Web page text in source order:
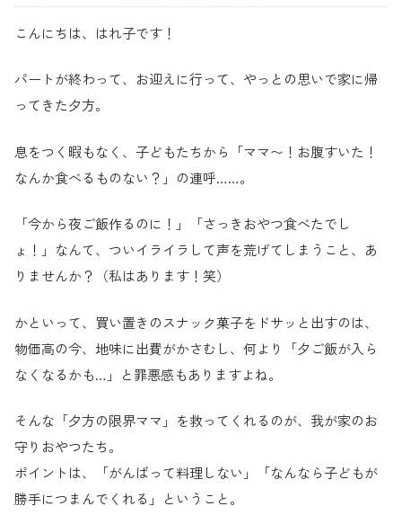
こんにちは、はれ子です！
パートが終わって、お迎えに行って、やっとの思いで家に帰
ってきた夕方。
息をつく暇もなく、子どもたちから「ママ〜！お腹すいた！
なんか食べるものない？」の連呼……。
「今から夜ご飯作るのに！」「さっきおやつ食べたでし
ょ！」なんて、ついイライラして声を荒げてしまうこと、あ
りませんか？（私はあります！笑）
かといって、買い置きのスナック菓子をドサッと出すのは、
物価高の今、地味に出費がかさむし、何より「夕ご飯が入ら
なくなるかも…」と罪悪感もありますよね。
そんな「夕方の限界ママ」を救ってくれるのが、我が家のお
守りおやつたち。
ポイントは、「がんばって料理しない」「なんなら子どもが
勝手につまんでくれる」ということ。